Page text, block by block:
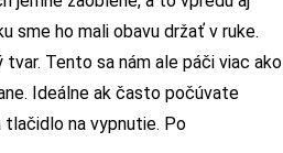
sme ho mali obavu držať v ruke.
Tento sa nám ale páči viac ako
Ideálne ak často počúvate
tlačidlo na vypnutie. Po